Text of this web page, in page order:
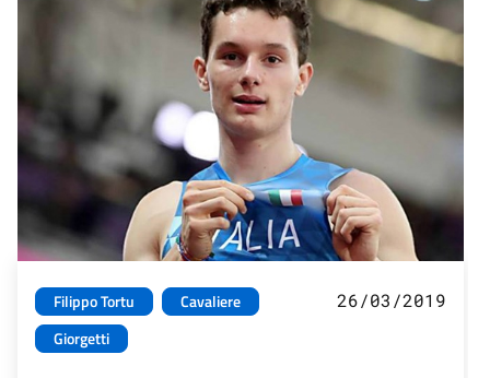
Filippo Tortu
Cavaliere
Giorgetti
26/03/2019